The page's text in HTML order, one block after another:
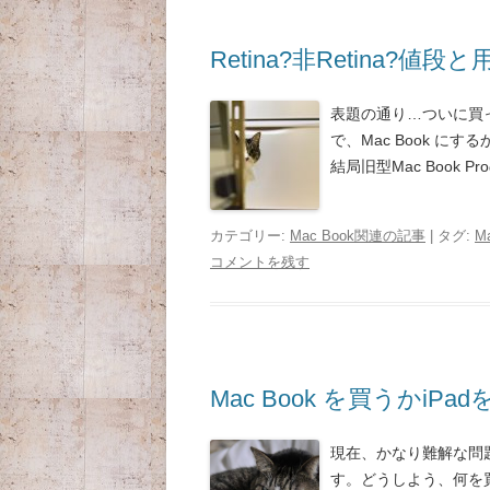
Retina?非Retina?値段と
表題の通り…ついに買
で、Mac Book にする
結局旧型Mac Book
カテゴリー: Mac Book関連の記事 | タグ:
コメントを残す
Mac Book を買うかiPad
現在、かなり難解な問
す。どうしよう、何